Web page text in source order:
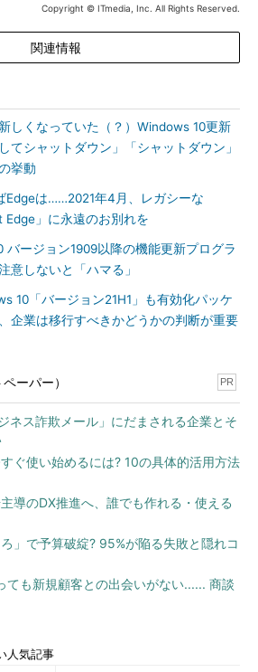
Copyright © ITmedia, Inc. All Rights Reserved.
関連情報
しくなっていた（？）Windows 10更新
てシャットダウン」「シャットダウン」
挙動
Edgeは……2021年4月、レガシーな
Edge」に永遠のお別れを
バージョン1909以降の機能更新プログラ
意しないと「ハマる」
10「バージョン21H1」も有効化パッケ
企業は移行すべきかどうかの判断が重要
ーパー） PR
ネス詐欺メール」にだまされる企業とそ
ぐ使い始めるには? 10の具体的活用方法
導のDX推進へ、誰でも作れる・使える
」で予算破綻? 95%が陥る失敗と隠れコ
ても新規顧客との出会いがない...... 商談
人気記事